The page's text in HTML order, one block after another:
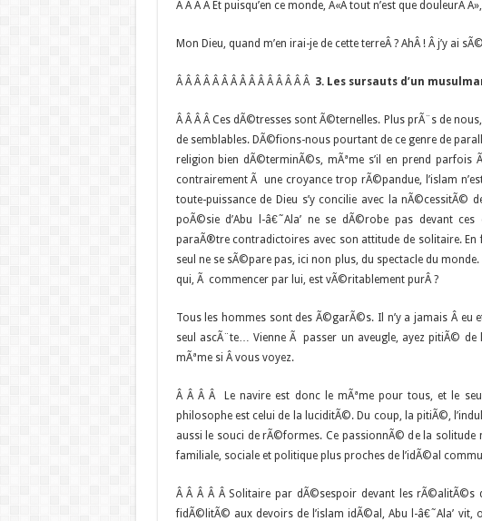
ÂÂ Â Â Et puisqu’en ce monde, Â«Â tout n’est que douleurÂ
Mon Dieu, quand m’en irai-je de cette terreÂ ? AhÂ ! Â j’y ai
Â Â Â Â Â Â Â Â Â Â Â Â Â Â Â 3. Les sursauts d’un
Â Â Â Â Ces dÃ©tresses sont Ã©ternelles. Plus prÃ¨s de
de semblables. DÃ©fions-nous pourtant de ce genre de
religion bien dÃ©terminÃ©s, mÃªme s’il en prend parfois
contrairement Ã une croyance trop rÃ©pandue, l’islam
toute-puissance de Dieu s’y concilie avec la nÃ©cessitÃ©
poÃ©sie d’Abu l-â€˜Ala’ ne se dÃ©robe pas devant
paraÃ®tre contradictoires avec son attitude de solitaire.
seul ne se sÃ©pare pas, ici non plus, du spectacle du monde.
qui, Ã commencer par lui, est vÃ©ritablement purÂ ?
Tous les hommes sont des Ã©garÃ©s. Il n’y a jamais Â eu
seul ascÃ¨te… Vienne Ã passer un aveugle, ayez pitiÃ© de
mÃªme si Â vous voyez.
Â Â Â Â Le navire est donc le mÃªme pour tous, et le
philosophe est celui de la luciditÃ©. Du coup, la pitiÃ©,
aussi le souci de rÃ©formes. Ce passionnÃ© de la solitude
familiale, sociale et politique plus proches de l’idÃ©al
ÂÂ Â Â Â Solitaire par dÃ©sespoir devant les
fidÃ©litÃ© aux devoirs de l’islam idÃ©al, Abu l-â€˜Ala’